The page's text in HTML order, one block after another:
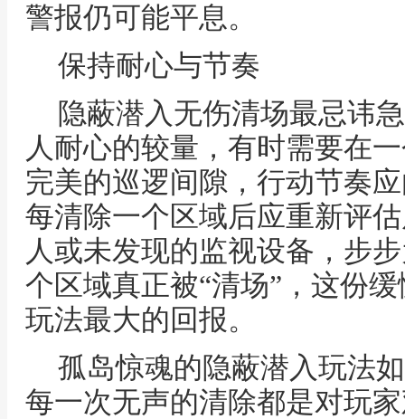
警报仍可能平息。
保持耐心与节奏
隐蔽潜入无伤清场最忌讳
人耐心的较量，有时需要在
完美的巡逻间隙，行动节奏
每清除一个区域后应重新评
人或未发现的监视设备，步
个区域真正被“清场”，这份
玩法最大的回报。
孤岛惊魂的隐蔽潜入玩法
每一次无声的清除都是对玩